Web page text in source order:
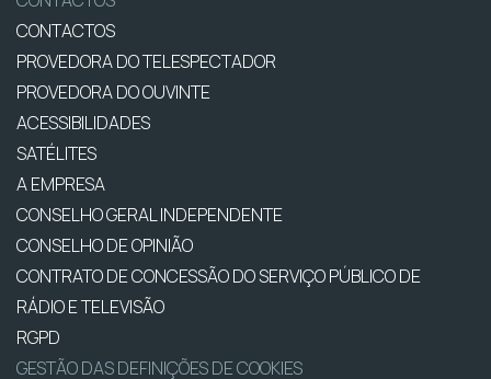
CONTACTOS
PROVEDORA DO TELESPECTADOR
PROVEDORA DO OUVINTE
ACESSIBILIDADES
SATÉLITES
A EMPRESA
CONSELHO GERAL INDEPENDENTE
CONSELHO DE OPINIÃO
CONTRATO DE CONCESSÃO DO SERVIÇO PÚBLICO DE
RÁDIO E TELEVISÃO
RGPD
GESTÃO DAS DEFINIÇÕES DE COOKIES